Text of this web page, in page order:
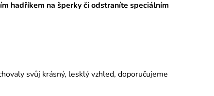
hadříkem na šperky či odstraníte speciálním
svůj krásný, lesklý vzhled, doporučujeme